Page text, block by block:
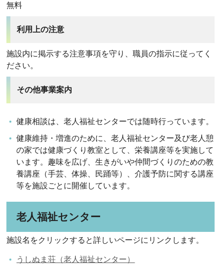
無料
利用上の注意
施設内に掲示する注意事項を守り、職員の指示に従ってく
ださい。
その他事業案内
健康相談は、老人福祉センターでは随時行っています。
健康維持・増進のために、老人福祉センター及び老人憩
の家では健康づくり教室として、栄養講座等を実施して
います。趣味を広げ、生きがいや仲間づくりのための教
養講座（手芸、体操、民踊等）、介護予防に関する講座
等を施設ごとに開催しています。
老人福祉センター
施設名をクリックすると詳しいページにリンクします。
うしぬま荘（老人福祉センター）